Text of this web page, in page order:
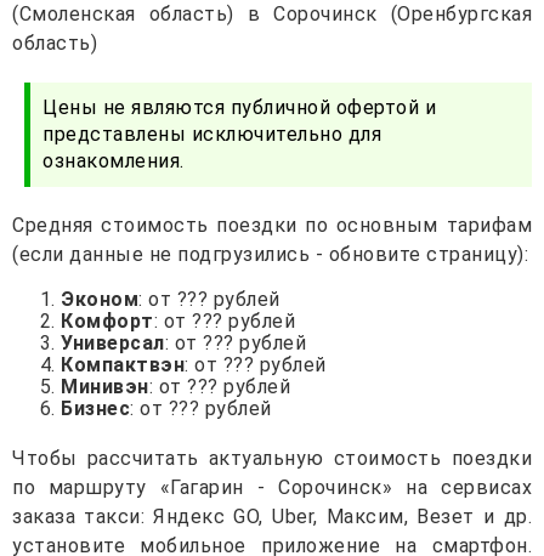
(Смоленская область) в Сорочинск (Оренбургская
область)
Цены не являются публичной офертой и
представлены исключительно для
ознакомления.
Средняя стоимость поездки по основным тарифам
(если данные не подгрузились - обновите страницу):
Эконом: от ??? рублей
Комфорт: от ??? рублей
Универсал: от ??? рублей
Компактвэн: от ??? рублей
Минивэн: от ??? рублей
Бизнес: от ??? рублей
Чтобы рассчитать актуальную стоимость поездки
по маршруту «Гагарин - Сорочинск» на сервисах
заказа такси: Яндекс GO, Uber, Максим, Везет и др.
установите мобильное приложение на смартфон.